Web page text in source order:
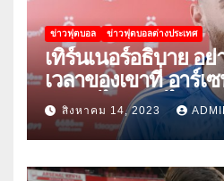
ข่าวฟุตบอล ข่าวฟุตบอลต่างประเทศ
เทิร์นเนอร์อธิบาย อย่
เวลาของเขาที่ อาร์เ
พัฒนาได้อย่างไร
สิงหาคม 14, 2023